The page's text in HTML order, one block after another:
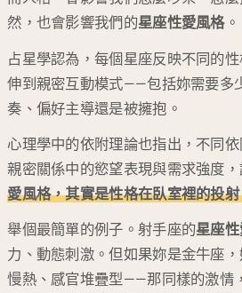
然，也會影響我們的星座性愛風格。
占星學認為，每個星座反映不同的
伸到親密互動模式——包括妳需要多
奏、偏好主導還是被擁抱。
心理學中的依附理論也指出，不同
親密關係中的慾望表現與需求強度，
愛風格，其實是性格在臥室裡的投射
舉個最簡單的例子。射手座的星座
力、動態刺激。但如果妳是金牛座
慢熱、感官堆疊型——那同樣的激情